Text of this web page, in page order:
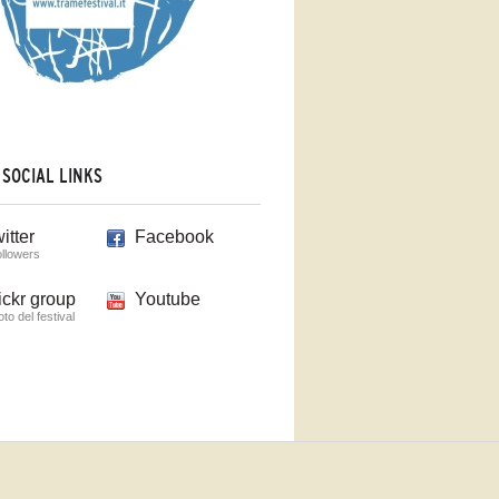
LINKS
Facebook
group
del festival
Youtube